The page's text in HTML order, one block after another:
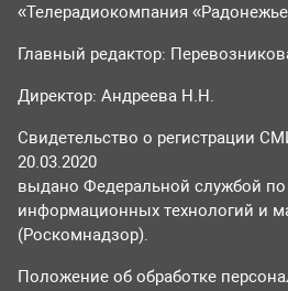
«Телерадиокомпания
Главный редактор:
Директор: Андреева Н.Н.
Свидетельство о регистрации
20.03.2020
выдано Федеральной службой по
информационных технологий и
(Роскомнадзор).
Положение об обработке